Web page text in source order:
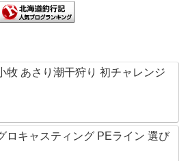
牧 あさり潮干狩り 初チャレンジ
ロキャスティング PEライン 選び